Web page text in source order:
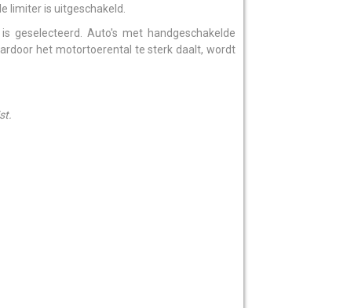
limiter is uitgeschakeld.
geselecteerd. Auto's met handgeschakelde
het motortoerental te sterk daalt, wordt